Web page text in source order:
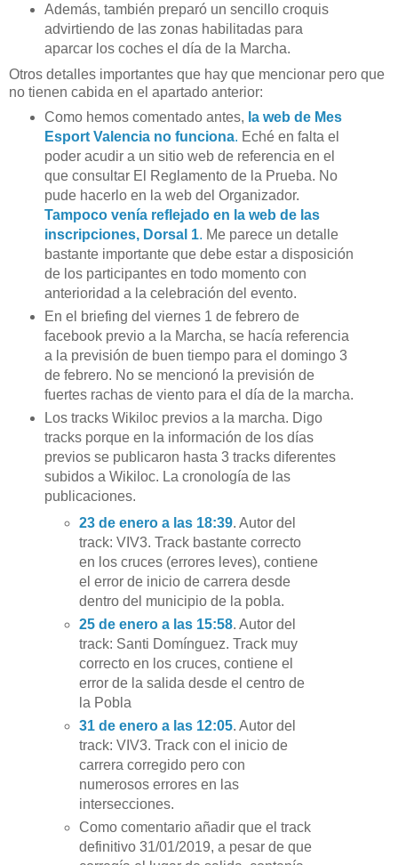
Además, también preparó un sencillo croquis
advirtiendo de las zonas habilitadas para
aparcar los coches el día de la Marcha.
Otros detalles importantes que hay que mencionar pero que
no tienen cabida en el apartado anterior:
Como hemos comentado antes, la web de Mes
Esport Valencia no funciona. Eché en falta el
poder acudir a un sitio web de referencia en el
que consultar El Reglamento de la Prueba. No
pude hacerlo en la web del Organizador.
Tampoco venía reflejado en la web de las
inscripciones, Dorsal 1. Me parece un detalle
bastante importante que debe estar a disposición
de los participantes en todo momento con
anterioridad a la celebración del evento.
En el briefing del viernes 1 de febrero de
facebook previo a la Marcha, se hacía referencia
a la previsión de buen tiempo para el domingo 3
de febrero. No se mencionó la previsión de
fuertes rachas de viento para el día de la marcha.
Los tracks Wikiloc previos a la marcha. Digo
tracks porque en la información de los días
previos se publicaron hasta 3 tracks diferentes
subidos a Wikiloc. La cronología de las
publicaciones.
23 de enero a las 18:39. Autor del
track: VIV3. Track bastante correcto
en los cruces (errores leves), contiene
el error de inicio de carrera desde
dentro del municipio de la pobla.
25 de enero a las 15:58. Autor del
track: Santi Domínguez. Track muy
correcto en los cruces, contiene el
error de la salida desde el centro de
la Pobla
31 de enero a las 12:05. Autor del
track: VIV3. Track con el inicio de
carrera corregido pero con
numerosos errores en las
intersecciones.
Como comentario añadir que el track
definitivo 31/01/2019, a pesar de que